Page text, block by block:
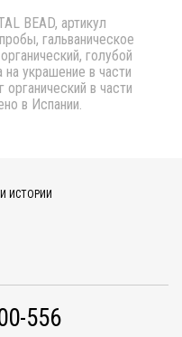
BEAD, артикул
гальваническое
голубой
на украшение в части
в части
в Испании.
ИСТОРИИ
556